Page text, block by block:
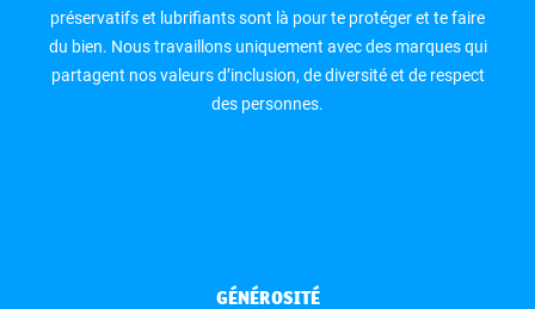
préservatifs et lubrifiants sont là pour te protéger et te faire
du bien. Nous travaillons uniquement avec des marques qui
partagent nos valeurs d’inclusion, de diversité et de respect
des personnes.
GÉNÉROSITÉ